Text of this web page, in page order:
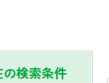
検索条件